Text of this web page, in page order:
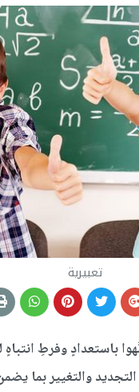
تعبيرية
باستعدادٍ وفرطِ
والتغيير بما